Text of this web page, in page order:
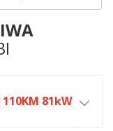
81kW